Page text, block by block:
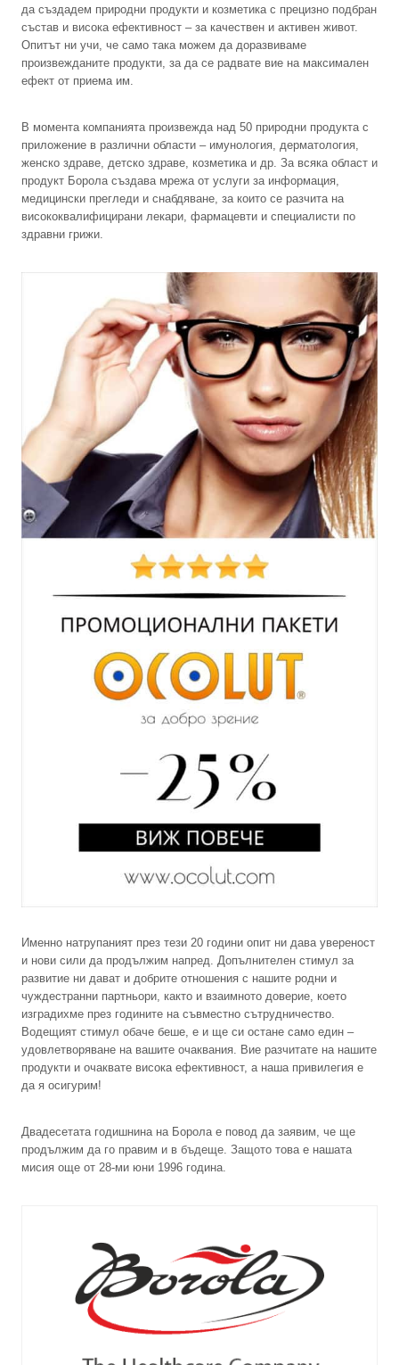
да създадем природни продукти и козметика с прецизно подбран
състав и висока ефективност – за качествен и активен живот.
Опитът ни учи, че само така можем да доразвиваме
произвежданите продукти, за да се радвате вие на максимален
ефект от приема им.
В момента компанията произвежда над 50 природни продукта с
приложение в различни области – имунология, дерматология,
женско здраве, детско здраве, козметика и др. За всяка област и
продукт Борола създава мрежа от услуги за информация,
медицински прегледи и снабдяване, за които се разчита на
висококвалифицирани лекари, фармацевти и специалисти по
здравни грижи.
Именно натрупаният през тези 20 години опит ни дава увереност
и нови сили да продължим напред. Допълнителен стимул за
развитие ни дават и добрите отношения с нашите родни и
чуждестранни партньори, както и взаимното доверие, което
изградихме през годините на съвместно сътрудничество.
Водещият стимул обаче беше, е и ще си остане само един –
удовлетворяване на вашите очаквания. Вие разчитате на нашите
продукти и очаквате висока ефективност, а наша привилегия е
да я осигурим!
Двадесетата годишнина на Борола е повод да заявим, че ще
продължим да го правим и в бъдеще. Защото това е нашата
мисия още от 28-ми юни 1996 година.